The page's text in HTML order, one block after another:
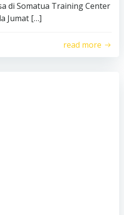
di Somatua Training Center
Jumat […]
read more